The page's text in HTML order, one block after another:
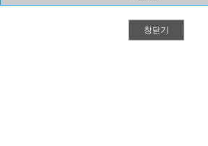
창닫기